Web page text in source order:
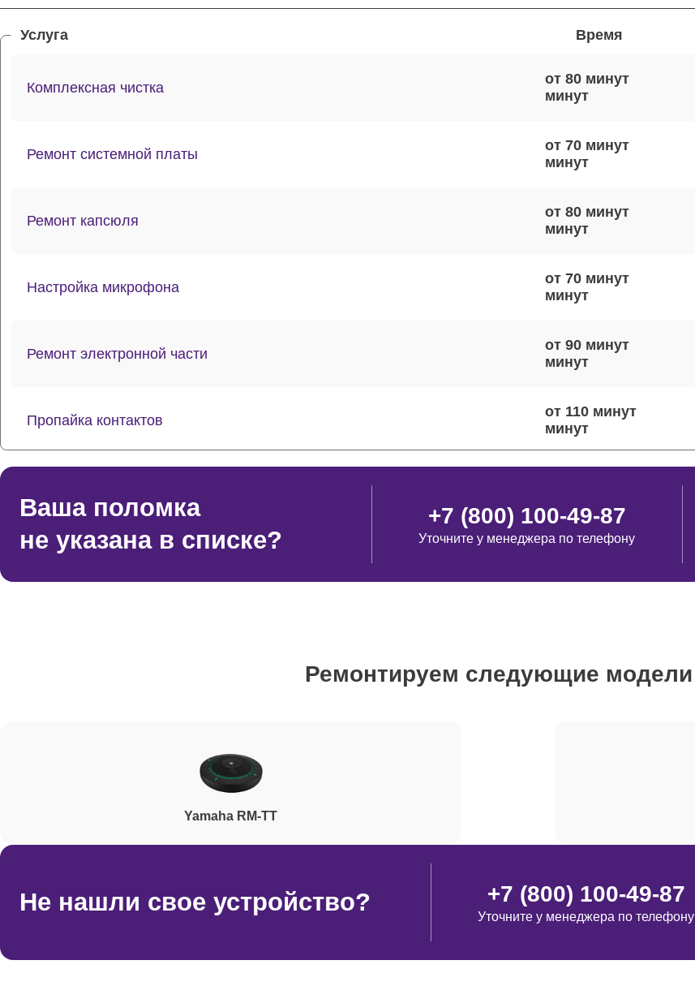
Услуга Время
Комплексная чистка
от 80 минут
Ремонт системной платы
от 70 минут
Ремонт капсюля
от 80 минут
Настройка микрофона
от 70 минут
Ремонт электронной части
от 90 минут
Пропайка контактов
от 110 минут
Ремонт платы управления
от 50 минут
от 100 минут
Ваша поломка
не указана в списке?
+7 (800) 100-49-87
Уточните у менеджера по телефону
Ремонтируем следующие модели
Yamaha RM-TT
Не нашли свое устройство? +7 (800) 100-49-87
Уточните у менеджера по телефону